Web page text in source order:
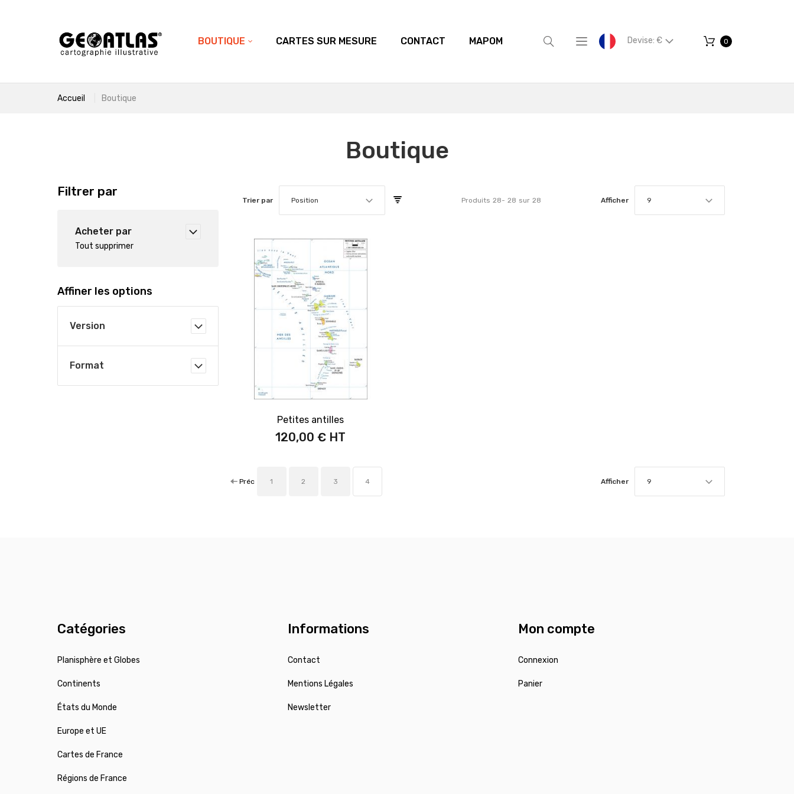
BOUTIQUE CARTES SUR MESURE CONTACT MAPOM Devise: € 0
Accueil Boutique
Boutique
Trier par Position Produits 28- 28 sur 28 Afficher 9
Petites antilles
120,00 €
Afficher 9
Préc 1 2 3 4
Filtrer par
Acheter par
Tout supprimer
Affiner les options
Version
Format
Catégories
Planisphère et Globes
Continents
États du Monde
Europe et UE
Cartes de France
Régions de France
Informations
Contact
Mentions Légales
Newsletter
Mon compte
Connexion
Panier